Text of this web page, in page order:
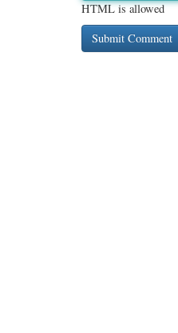
HTML is allowed